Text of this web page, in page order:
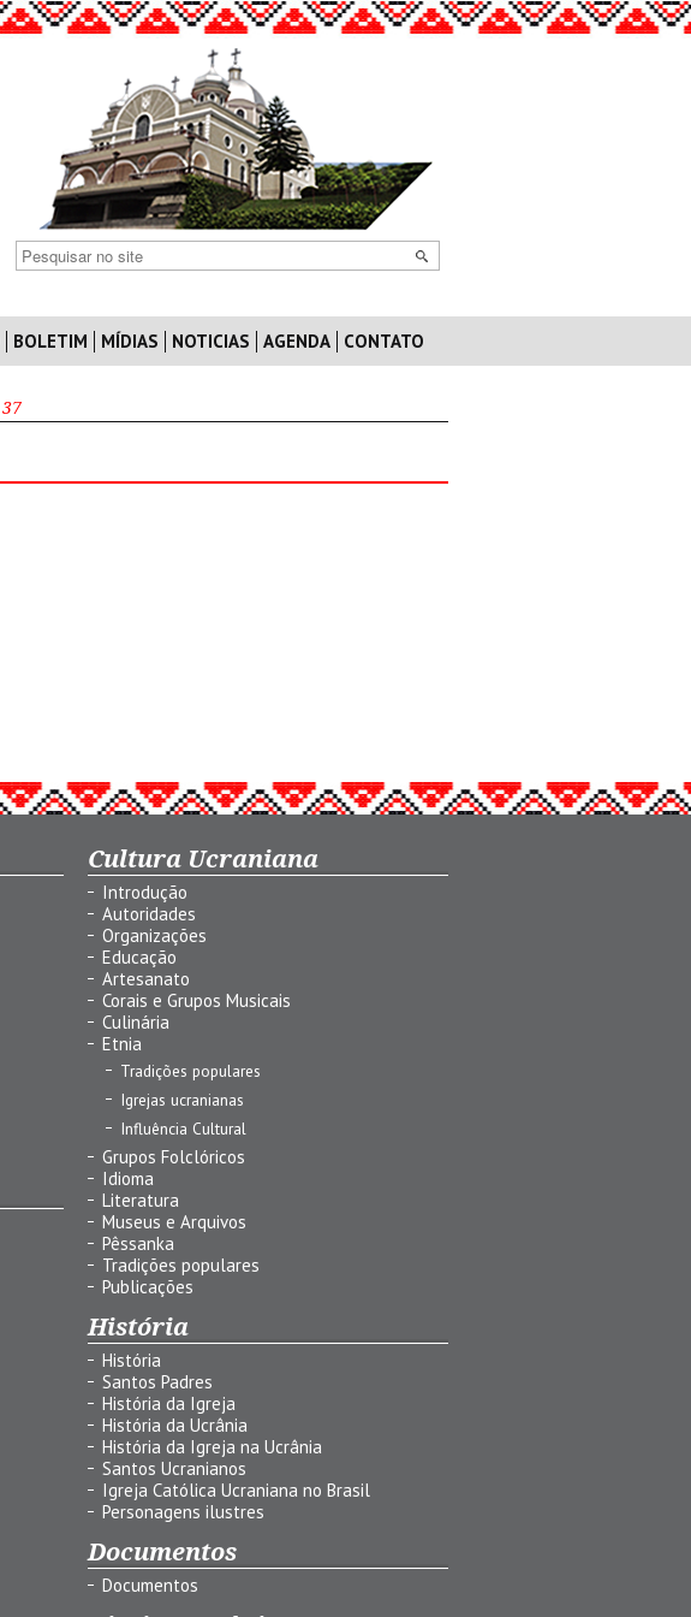
BOLETIM MÍDIAS NOTICIAS AGENDA CONTATO
37
Cultura Ucraniana
Introdução
Autoridades
Organizações
Educação
Artesanato
Corais e Grupos Musicais
Culinária
Etnia
Tradições populares
Igrejas ucranianas
Influência Cultural
Grupos Folclóricos
Idioma
Literatura
Museus e Arquivos
Pêssanka
Tradições populares
Publicações
História
História
Santos Padres
História da Igreja
História da Ucrânia
História da Igreja na Ucrânia
Santos Ucranianos
Igreja Católica Ucraniana no Brasil
Personagens ilustres
Documentos
Documentos